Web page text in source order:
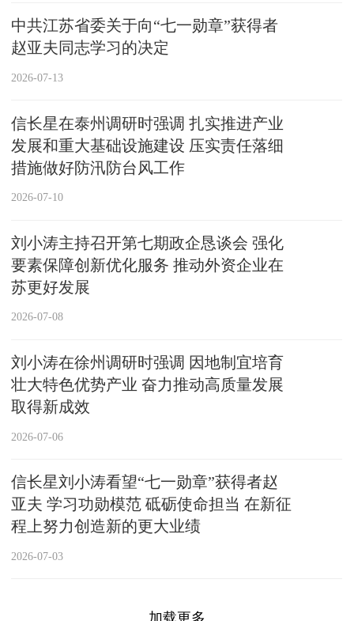
中共江苏省委关于向“七一勋章”获得者
赵亚夫同志学习的决定
2026-07-13
信长星在泰州调研时强调 扎实推进产业
发展和重大基础设施建设 压实责任落细
措施做好防汛防台风工作
2026-07-10
刘小涛主持召开第七期政企恳谈会 强化
要素保障创新优化服务 推动外资企业在
苏更好发展
2026-07-08
刘小涛在徐州调研时强调 因地制宜培育
壮大特色优势产业 奋力推动高质量发展
取得新成效
2026-07-06
信长星刘小涛看望“七一勋章”获得者赵
亚夫 学习功勋模范 砥砺使命担当 在新征
程上努力创造新的更大业绩
2026-07-03